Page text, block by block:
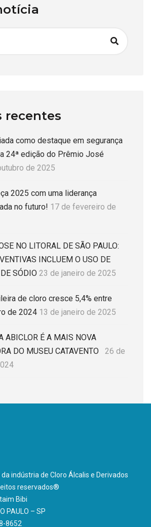
recentes
como destaque em segurança
24ª edição do Prêmio José
de 2025
2025 com uma liderança
no futuro! 17 de fevereiro de
NO LITORAL DE SÃO PAULO:
INCLUEM O USO DE
SÓDIO 23 de janeiro de 2025
de cloro cresce 5,4% entre
de 2024 13 de janeiro de 2025
ABICLOR É A MAIS NOVA
DO MUSEU CATAVENTO
26 de
indústria de Cloro Álcalis e Derivados
reservados®
Bibi
PAULO – SP
8652